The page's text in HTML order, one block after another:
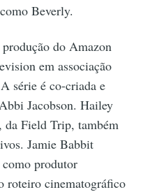
como Beverly.
do Amazon
em associação
série é co-criada e
Jacobson. Hailey
da Field Trip, também
Jamie Babbit
produtor
roteiro cinematográfico